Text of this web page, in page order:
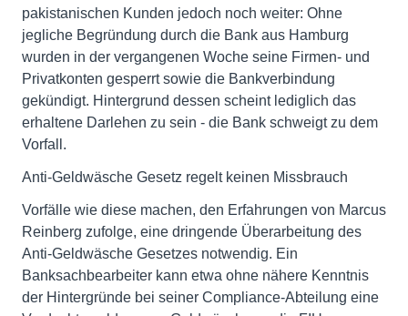
pakistanischen Kunden jedoch noch weiter: Ohne
jegliche Begründung durch die Bank aus Hamburg
wurden in der vergangenen Woche seine Firmen- und
Privatkonten gesperrt sowie die Bankverbindung
gekündigt. Hintergrund dessen scheint lediglich das
erhaltene Darlehen zu sein - die Bank schweigt zu dem
Vorfall.
Anti-Geldwäsche Gesetz regelt keinen Missbrauch
Vorfälle wie diese machen, den Erfahrungen von Marcus
Reinberg zufolge, eine dringende Überarbeitung des
Anti-Geldwäsche Gesetzes notwendig. Ein
Banksachbearbeiter kann etwa ohne nähere Kenntnis
der Hintergründe bei seiner Compliance-Abteilung eine